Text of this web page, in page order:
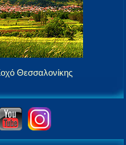
Θεσσαλονίκης